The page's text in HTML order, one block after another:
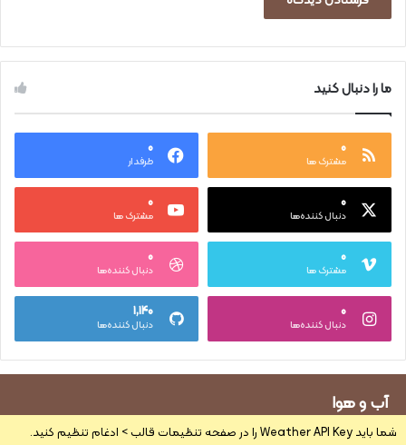
ما را دنبال کنید
۰
مشترک ها
۰
طرفدار
۰
دنبال کننده‌ها
۰
مشترک ها
۰
مشترک ها
۰
دنبال کننده‌ها
۰
دنبال کننده‌ها
۱,۱۴۰
دنبال کننده‌ها
آب و هوا
شما باید Weather API Key را در صفحه تنظیمات قالب > ادغام تنظیم کنید.